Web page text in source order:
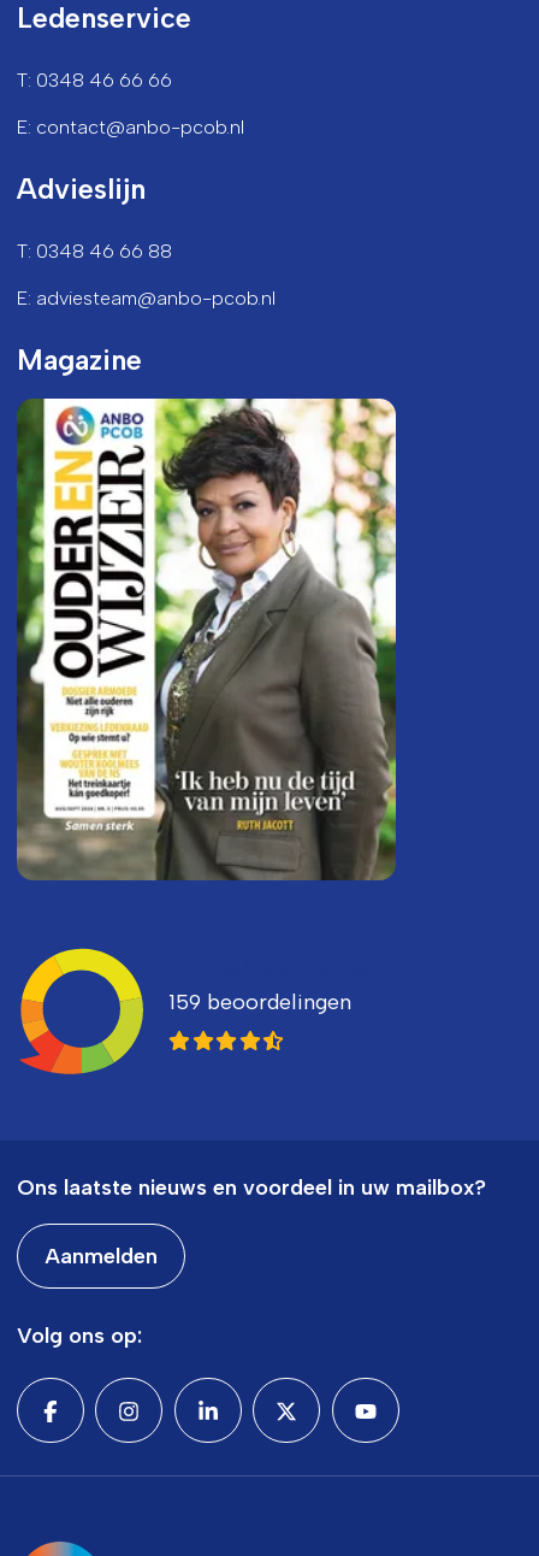
Ledenservice
T: 0348 46 66 66
E: contact@anbo-pcob.nl
Advieslijn
T: 0348 46 66 88
E: adviesteam@anbo-pcob.nl
Magazine
159 beoordelingen
Ons laatste nieuws en voordeel in uw mailbox?
Aanmelden
Volg ons op: